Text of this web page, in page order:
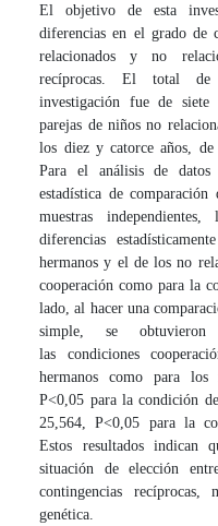
El objetivo de esta
diferencias en el grado de
relacionados y no
recíprocas. El total de
investigación fue de siete
parejas de niños no
los diez y catorce años,
Para el análisis de
estadística de
muestras
diferencias
hermanos y el de los no
cooperación como para la
lado, al hacer una
simple, se obtuvieron
las condiciones
hermanos como para los
P<0,05 para la condición
25,564, P<0,05 para la
Estos resultados indican
situación de elección
contingencias
genética.